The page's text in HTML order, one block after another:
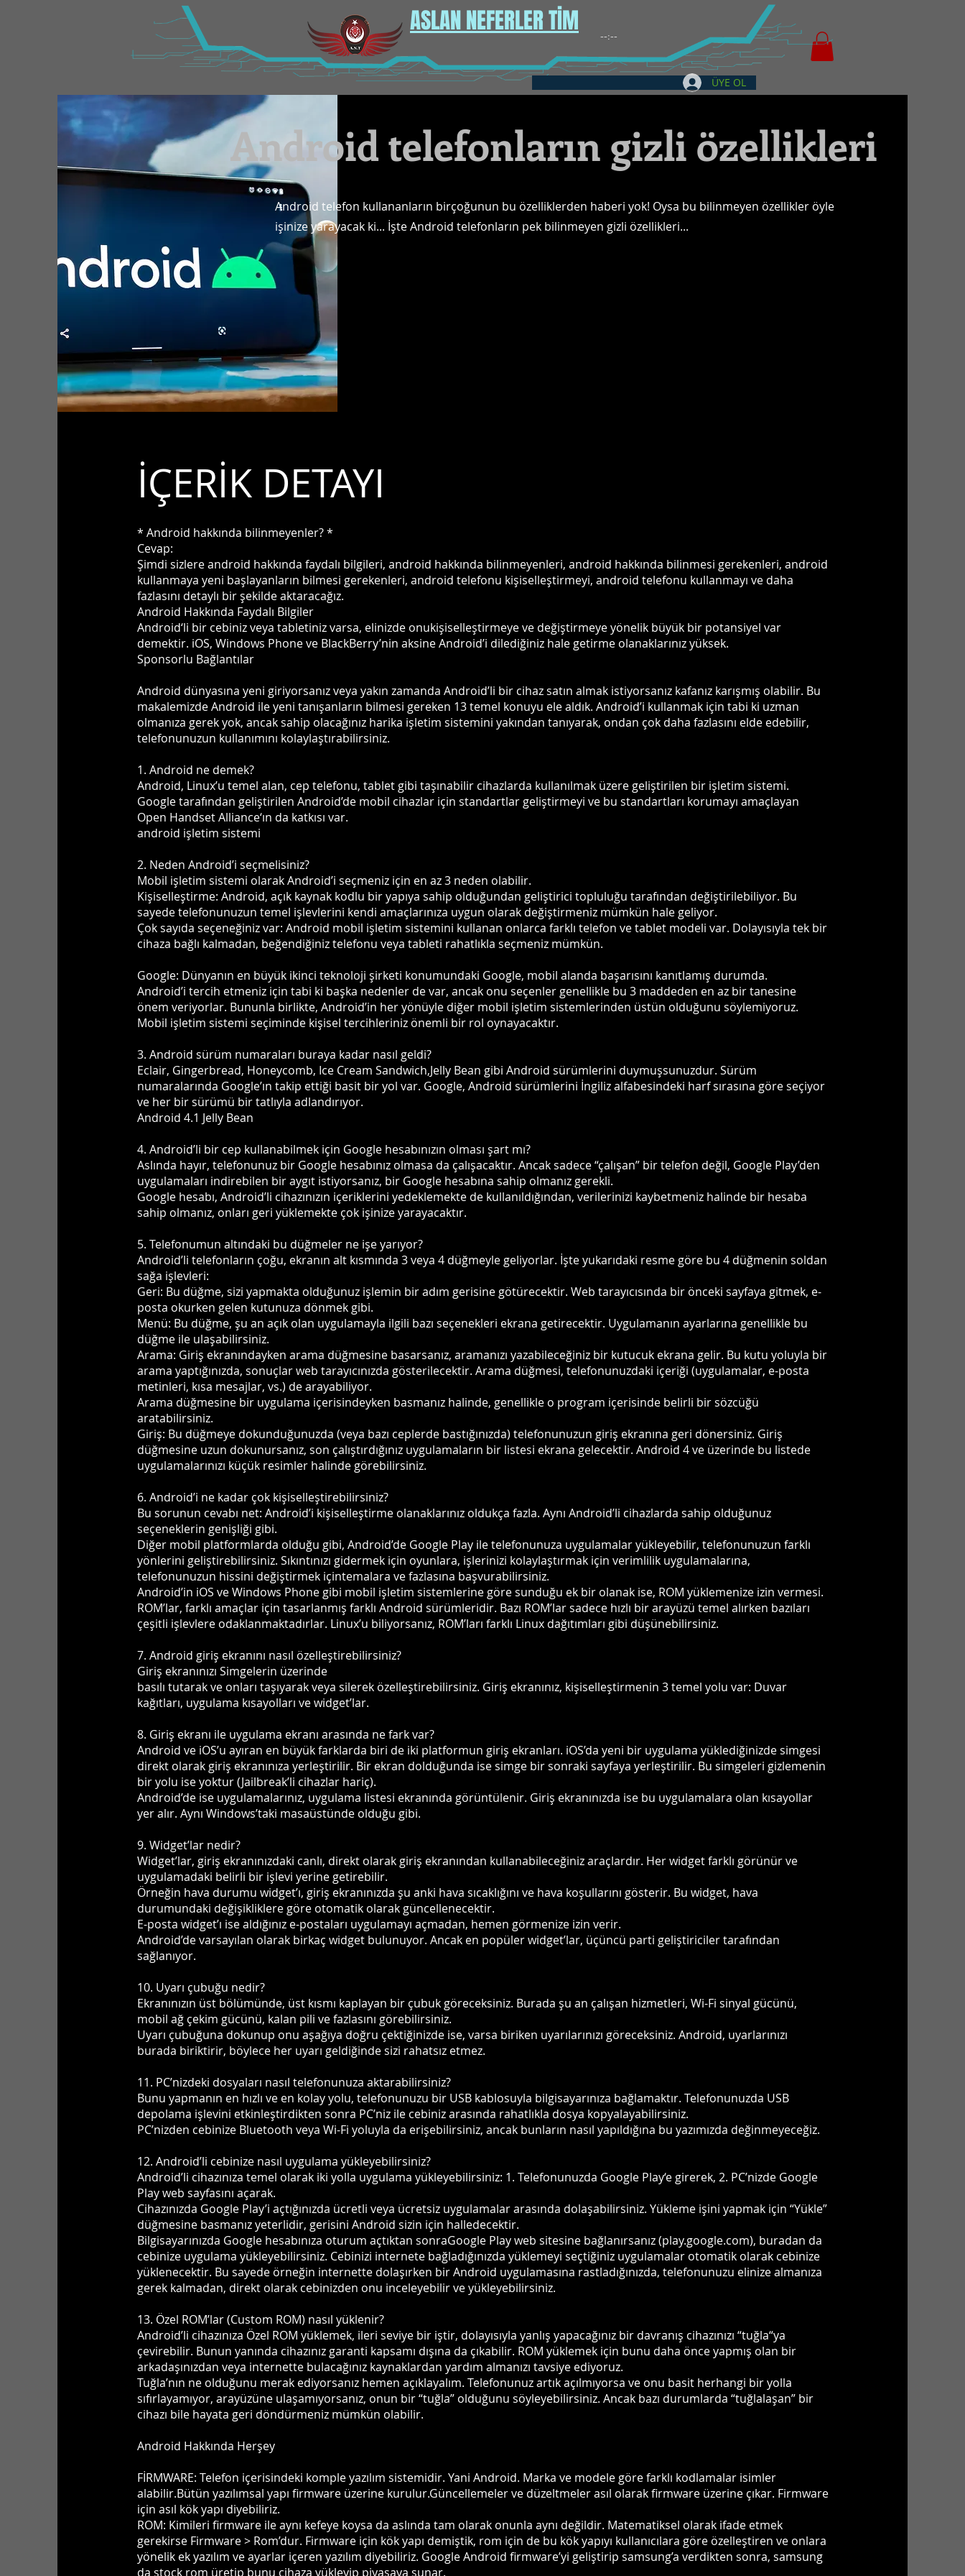
ASLAN NEFERLER TİM
ÜYE OL
Android telefonların gizli özellikleri
Android telefon kullananların birçoğunun bu özelliklerden haberi yok! Oysa bu bilinmeyen özellikler öyle
işinize yarayacak ki... İşte Android telefonların pek bilinmeyen gizli özellikleri...
İÇERİK DETAYI
* Android hakkında bilinmeyenler? *
Cevap:
Şimdi sizlere android hakkında faydalı bilgileri, android hakkında bilinmeyenleri, android hakkında bilinmesi gerekenleri, android
kullanmaya yeni başlayanların bilmesi gerekenleri, android telefonu kişiselleştirmeyi, android telefonu kullanmayı ve daha
fazlasını detaylı bir şekilde aktaracağız.
Android Hakkında Faydalı Bilgiler
Android‘li bir cebiniz veya tabletiniz varsa, elinizde onukişiselleştirmeye ve değiştirmeye yönelik büyük bir potansiyel var
demektir. iOS, Windows Phone ve BlackBerry’nin aksine Android’i dilediğiniz hale getirme olanaklarınız yüksek.
Sponsorlu Bağlantılar
Android dünyasına yeni giriyorsanız veya yakın zamanda Android’li bir cihaz satın almak istiyorsanız kafanız karışmış olabilir. Bu
makalemizde Android ile yeni tanışanların bilmesi gereken 13 temel konuyu ele aldık. Android’i kullanmak için tabi ki uzman
olmanıza gerek yok, ancak sahip olacağınız harika işletim sistemini yakından tanıyarak, ondan çok daha fazlasını elde edebilir,
telefonunuzun kullanımını kolaylaştırabilirsiniz.
1. Android ne demek?
Android, Linux’u temel alan, cep telefonu, tablet gibi taşınabilir cihazlarda kullanılmak üzere geliştirilen bir işletim sistemi.
Google tarafından geliştirilen Android’de mobil cihazlar için standartlar geliştirmeyi ve bu standartları korumayı amaçlayan
Open Handset Alliance‘ın da katkısı var.
android işletim sistemi
2. Neden Android’i seçmelisiniz?
Mobil işletim sistemi olarak Android’i seçmeniz için en az 3 neden olabilir.
Kişiselleştirme: Android, açık kaynak kodlu bir yapıya sahip olduğundan geliştirici topluluğu tarafından değiştirilebiliyor. Bu
sayede telefonunuzun temel işlevlerini kendi amaçlarınıza uygun olarak değiştirmeniz mümkün hale geliyor.
Çok sayıda seçeneğiniz var: Android mobil işletim sistemini kullanan onlarca farklı telefon ve tablet modeli var. Dolayısıyla tek bir
cihaza bağlı kalmadan, beğendiğiniz telefonu veya tableti rahatlıkla seçmeniz mümkün.
Google: Dünyanın en büyük ikinci teknoloji şirketi konumundaki Google, mobil alanda başarısını kanıtlamış durumda.
Android’i tercih etmeniz için tabi ki başka nedenler de var, ancak onu seçenler genellikle bu 3 maddeden en az bir tanesine
önem veriyorlar. Bununla birlikte, Android’in her yönüyle diğer mobil işletim sistemlerinden üstün olduğunu söylemiyoruz.
Mobil işletim sistemi seçiminde kişisel tercihleriniz önemli bir rol oynayacaktır.
3. Android sürüm numaraları buraya kadar nasıl geldi?
Eclair, Gingerbread, Honeycomb, Ice Cream Sandwich,Jelly Bean gibi Android sürümlerini duymuşsunuzdur. Sürüm
numaralarında Google’ın takip ettiği basit bir yol var. Google, Android sürümlerini İngiliz alfabesindeki harf sırasına göre seçiyor
ve her bir sürümü bir tatlıyla adlandırıyor.
Android 4.1 Jelly Bean
4. Android’li bir cep kullanabilmek için Google hesabınızın olması şart mı?
Aslında hayır, telefonunuz bir Google hesabınız olmasa da çalışacaktır. Ancak sadece “çalışan” bir telefon değil, Google Play’den
uygulamaları indirebilen bir aygıt istiyorsanız, bir Google hesabına sahip olmanız gerekli.
Google hesabı, Android’li cihazınızın içeriklerini yedeklemekte de kullanıldığından, verilerinizi kaybetmeniz halinde bir hesaba
sahip olmanız, onları geri yüklemekte çok işinize yarayacaktır.
5. Telefonumun altındaki bu düğmeler ne işe yarıyor?
Android’li telefonların çoğu, ekranın alt kısmında 3 veya 4 düğmeyle geliyorlar. İşte yukarıdaki resme göre bu 4 düğmenin soldan
sağa işlevleri:
Geri: Bu düğme, sizi yapmakta olduğunuz işlemin bir adım gerisine götürecektir. Web tarayıcısında bir önceki sayfaya gitmek, e-
posta okurken gelen kutunuza dönmek gibi.
Menü: Bu düğme, şu an açık olan uygulamayla ilgili bazı seçenekleri ekrana getirecektir. Uygulamanın ayarlarına genellikle bu
düğme ile ulaşabilirsiniz.
Arama: Giriş ekranındayken arama düğmesine basarsanız, aramanızı yazabileceğiniz bir kutucuk ekrana gelir. Bu kutu yoluyla bir
arama yaptığınızda, sonuçlar web tarayıcınızda gösterilecektir. Arama düğmesi, telefonunuzdaki içeriği (uygulamalar, e-posta
metinleri, kısa mesajlar, vs.) de arayabiliyor.
Arama düğmesine bir uygulama içerisindeyken basmanız halinde, genellikle o program içerisinde belirli bir sözcüğü
aratabilirsiniz.
Giriş: Bu düğmeye dokunduğunuzda (veya bazı ceplerde bastığınızda) telefonunuzun giriş ekranına geri dönersiniz. Giriş
düğmesine uzun dokunursanız, son çalıştırdığınız uygulamaların bir listesi ekrana gelecektir. Android 4 ve üzerinde bu listede
uygulamalarınızı küçük resimler halinde görebilirsiniz.
6. Android’i ne kadar çok kişiselleştirebilirsiniz?
Bu sorunun cevabı net: Android’i kişiselleştirme olanaklarınız oldukça fazla. Aynı Android’li cihazlarda sahip olduğunuz
seçeneklerin genişliği gibi.
Diğer mobil platformlarda olduğu gibi, Android’de Google Play ile telefonunuza uygulamalar yükleyebilir, telefonunuzun farklı
yönlerini geliştirebilirsiniz. Sıkıntınızı gidermek için oyunlara, işlerinizi kolaylaştırmak için verimlilik uygulamalarına,
telefonunuzun hissini değiştirmek içintemalara ve fazlasına başvurabilirsiniz.
Android’in iOS ve Windows Phone gibi mobil işletim sistemlerine göre sunduğu ek bir olanak ise, ROM yüklemenize izin vermesi.
ROM’lar, farklı amaçlar için tasarlanmış farklı Android sürümleridir. Bazı ROM’lar sadece hızlı bir arayüzü temel alırken bazıları
çeşitli işlevlere odaklanmaktadırlar. Linux’u biliyorsanız, ROM’ları farklı Linux dağıtımları gibi düşünebilirsiniz.
7. Android giriş ekranını nasıl özelleştirebilirsiniz?
Giriş ekranınızı Simgelerin üzerinde
basılı tutarak ve onları taşıyarak veya silerek özelleştirebilirsiniz. Giriş ekranınız, kişiselleştirmenin 3 temel yolu var: Duvar
kağıtları, uygulama kısayolları ve widget’lar.
8. Giriş ekranı ile uygulama ekranı arasında ne fark var?
Android ve iOS’u ayıran en büyük farklarda biri de iki platformun giriş ekranları. iOS’da yeni bir uygulama yüklediğinizde simgesi
direkt olarak giriş ekranınıza yerleştirilir. Bir ekran dolduğunda ise simge bir sonraki sayfaya yerleştirilir. Bu simgeleri gizlemenin
bir yolu ise yoktur (Jailbreak’li cihazlar hariç).
Android’de ise uygulamalarınız, uygulama listesi ekranında görüntülenir. Giriş ekranınızda ise bu uygulamalara olan kısayollar
yer alır. Aynı Windows’taki masaüstünde olduğu gibi.
9. Widget’lar nedir?
Widget’lar, giriş ekranınızdaki canlı, direkt olarak giriş ekranından kullanabileceğiniz araçlardır. Her widget farklı görünür ve
uygulamadaki belirli bir işlevi yerine getirebilir.
Örneğin hava durumu widget’ı, giriş ekranınızda şu anki hava sıcaklığını ve hava koşullarını gösterir. Bu widget, hava
durumundaki değişikliklere göre otomatik olarak güncellenecektir.
E-posta widget’ı ise aldığınız e-postaları uygulamayı açmadan, hemen görmenize izin verir.
Android’de varsayılan olarak birkaç widget bulunuyor. Ancak en popüler widget’lar, üçüncü parti geliştiriciler tarafından
sağlanıyor.
10. Uyarı çubuğu nedir?
Ekranınızın üst bölümünde, üst kısmı kaplayan bir çubuk göreceksiniz. Burada şu an çalışan hizmetleri, Wi-Fi sinyal gücünü,
mobil ağ çekim gücünü, kalan pili ve fazlasını görebilirsiniz.
Uyarı çubuğuna dokunup onu aşağıya doğru çektiğinizde ise, varsa biriken uyarılarınızı göreceksiniz. Android, uyarlarınızı
burada biriktirir, böylece her uyarı geldiğinde sizi rahatsız etmez.
11. PC’nizdeki dosyaları nasıl telefonunuza aktarabilirsiniz?
Bunu yapmanın en hızlı ve en kolay yolu, telefonunuzu bir USB kablosuyla bilgisayarınıza bağlamaktır. Telefonunuzda USB
depolama işlevini etkinleştirdikten sonra PC’niz ile cebiniz arasında rahatlıkla dosya kopyalayabilirsiniz.
PC’nizden cebinize Bluetooth veya Wi-Fi yoluyla da erişebilirsiniz, ancak bunların nasıl yapıldığına bu yazımızda değinmeyeceğiz.
12. Android’li cebinize nasıl uygulama yükleyebilirsiniz?
Android’li cihazınıza temel olarak iki yolla uygulama yükleyebilirsiniz: 1. Telefonunuzda Google Play‘e girerek, 2. PC’nizde Google
Play web sayfasını açarak.
Cihazınızda Google Play’i açtığınızda ücretli veya ücretsiz uygulamalar arasında dolaşabilirsiniz. Yükleme işini yapmak için “Yükle”
düğmesine basmanız yeterlidir, gerisini Android sizin için halledecektir.
Bilgisayarınızda Google hesabınıza oturum açtıktan sonraGoogle Play web sitesine bağlanırsanız (play.google.com), buradan da
cebinize uygulama yükleyebilirsiniz. Cebinizi internete bağladığınızda yüklemeyi seçtiğiniz uygulamalar otomatik olarak cebinize
yüklenecektir. Bu sayede örneğin internette dolaşırken bir Android uygulamasına rastladığınızda, telefonunuzu elinize almanıza
gerek kalmadan, direkt olarak cebinizden onu inceleyebilir ve yükleyebilirsiniz.
13. Özel ROM’lar (Custom ROM) nasıl yüklenir?
Android’li cihazınıza Özel ROM yüklemek, ileri seviye bir iştir, dolayısıyla yanlış yapacağınız bir davranış cihazınızı “tuğla“ya
çevirebilir. Bunun yanında cihazınız garanti kapsamı dışına da çıkabilir. ROM yüklemek için bunu daha önce yapmış olan bir
arkadaşınızdan veya internette bulacağınız kaynaklardan yardım almanızı tavsiye ediyoruz.
Tuğla’nın ne olduğunu merak ediyorsanız hemen açıklayalım. Telefonunuz artık açılmıyorsa ve onu basit herhangi bir yolla
sıfırlayamıyor, arayüzüne ulaşamıyorsanız, onun bir “tuğla” olduğunu söyleyebilirsiniz. Ancak bazı durumlarda “tuğlalaşan” bir
cihazı bile hayata geri döndürmeniz mümkün olabilir.
Android Hakkında Herşey
FİRMWARE: Telefon içerisindeki komple yazılım sistemidir. Yani Android. Marka ve modele göre farklı kodlamalar isimler
alabilir.Bütün yazılımsal yapı firmware üzerine kurulur.Güncellemeler ve düzeltmeler asıl olarak firmware üzerine çıkar. Firmware
için asıl kök yapı diyebiliriz.
ROM: Kimileri firmware ile aynı kefeye koysa da aslında tam olarak onunla aynı değildir. Matematiksel olarak ifade etmek
gerekirse Firmware > Rom’dur. Firmware için kök yapı demiştik, rom için de bu kök yapıyı kullanıcılara göre özelleştiren ve onlara
yönelik ek yazılım ve ayarlar içeren yazılım diyebiliriz. Google Android firmware’yi geliştirip samsung’a verdikten sonra, samsung
da stock rom üretip bunu cihaza yükleyip piyasaya sunar.